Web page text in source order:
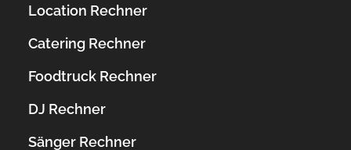
Location Rechner
Catering Rechner
Foodtruck Rechner
DJ Rechner
Sänger Rechner